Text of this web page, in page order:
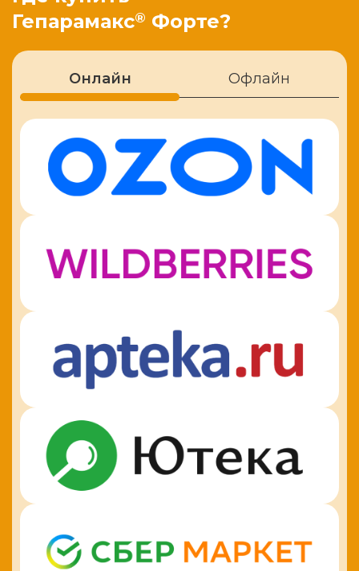
Гепарамакс® Форте?
Онлайн Офлайн